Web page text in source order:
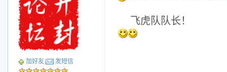
加好友 发短信
飞虎队队长！